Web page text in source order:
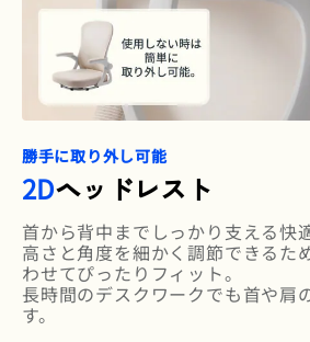
勝手に取り外し可能
2Dヘッドレスト
首から背中までしっかり支える快
高さと角度を細かく調節できるた
わせてぴったりフィット。
長時間のデスクワークでも首や肩
す。